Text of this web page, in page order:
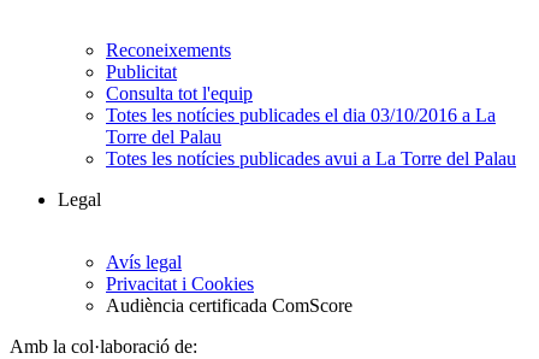
Reconeixements
Publicitat
Consulta tot l'equip
Totes les notícies publicades el dia 03/10/2016 a La
Torre del Palau
Totes les notícies publicades avui a La Torre del Palau
Legal
Avís legal
Privacitat i Cookies
Audiència certificada ComScore
Amb la col·laboració de: